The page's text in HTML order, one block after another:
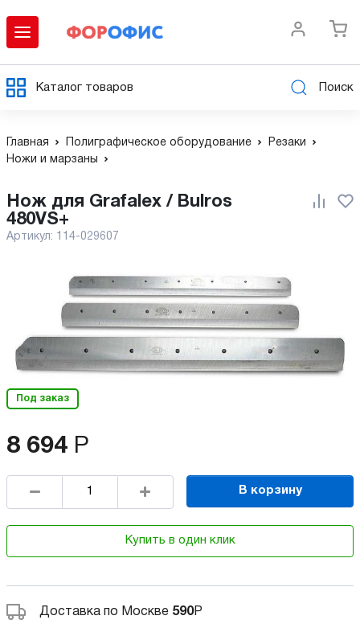
Каталог товаров Поиск
Главная Полиграфическое оборудование
Резаки
Ножи и марзаны
Нож для Grafalex / Bulros
480VS+
Артикул: 114-029607
Под заказ
8 694 Р
В корзину
Купить в один клик
Доставка по Москве 590Р